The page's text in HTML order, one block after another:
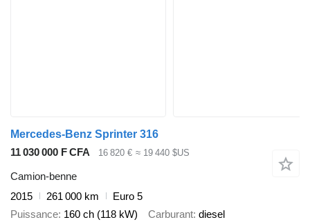
Mercedes-Benz Sprinter 316
11 030 000 F CFA
16 820 € ≈ 19 440 $US
Camion-benne
2015
261 000 km
Euro 5
Puissance 160 ch (118 kW) Carburant diesel